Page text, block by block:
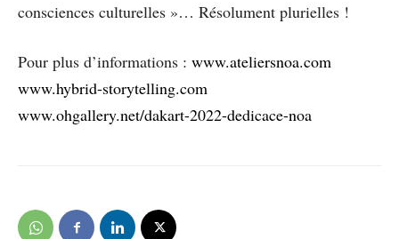
consciences culturelles »… Résolument plurielles !
Pour plus d’informations : www.ateliersnoa.com
www.hybrid-storytelling.com
www.ohgallery.net/dakart-2022-dedicace-noa